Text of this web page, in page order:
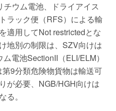
ウム電池、ドライアイス
ラック便（RFS）による輸
適用してNot restrictedとな
地別の制限は、SZV向けは
電池SectionII（ELI/ELM）
9分類危険物貨物は輸送可
が必要、NGB/HGH向けは
る。